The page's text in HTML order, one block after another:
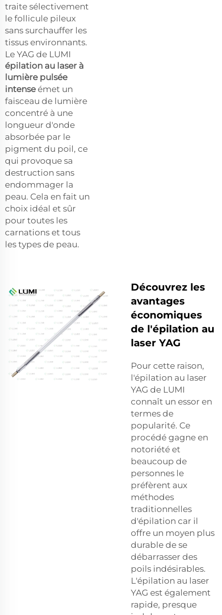
traite sélectivement
le follicule pileux
sans surchauffer les
tissus environnants.
Le YAG de LUMI
épilation au laser à
lumière pulsée
intenseémet un
faisceau de lumière
concentré à une
longueur d'onde
absorbée par le
pigment du poil, ce
qui provoque sa
destruction sans
endommager la
peau. Cela en fait un
choix idéal et sûr
pour toutes les
carnations et tous
les types de peau.
Découvrez les
avantages
économiques
de l'épilation au
laser YAG
Pour cette raison,
l'épilation au laser
YAG de LUMI
connaît un essor en
termes de
popularité. Ce
procédé gagne en
notoriété et
beaucoup de
personnes le
préfèrent aux
méthodes
traditionnelles
d'épilation car il
offre un moyen plus
durable de se
débarrasser des
poils indésirables.
L'épilation au laser
YAG est également
rapide, presque